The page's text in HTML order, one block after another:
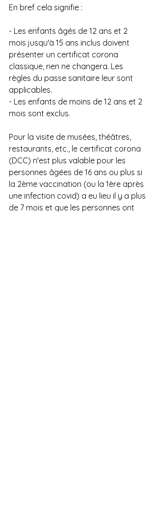
En bref cela signifie :
- Les enfants âgés de 12 ans et 2
mois jusqu'à 15 ans inclus doivent
présenter un certificat corona
classique, rien ne changera. Les
règles du passe sanitaire leur sont
applicables.
- Les enfants de moins de 12 ans et 2
mois sont exclus.
Pour la visite de musées, théâtres,
restaurants, etc., le certificat corona
(DCC) n'est plus valable pour les
personnes âgées de 16 ans ou plus si
la 2ème vaccination (ou la 1ère après
une infection covid) a eu lieu il y a plus
de 7 mois et que les personnes ont